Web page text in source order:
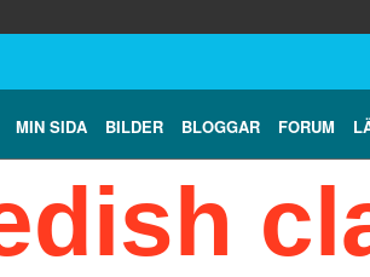
MIN SIDA BILDER BLOGGAR FORUM